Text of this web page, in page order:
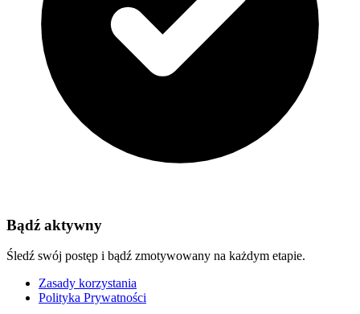
Bądź aktywny
Śledź swój postęp i bądź zmotywowany na każdym etapie.
Zasady korzystania
Polityka Prywatności